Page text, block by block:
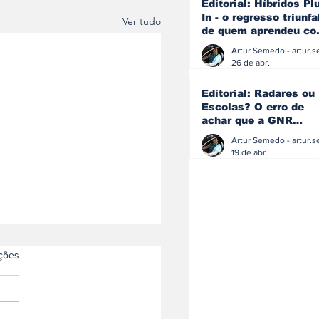
Ver tudo
Editorial: Híbridos
In - o regresso
de quem aprendeu
os erros do passado
26 de abr.
Editorial: Radares ou
Escolas? O erro de
achar que a GNR
resolve o que a
educação falhou
19 de abr.